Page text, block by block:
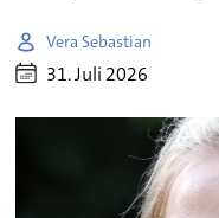
Vera Sebastian
31. Juli 2026